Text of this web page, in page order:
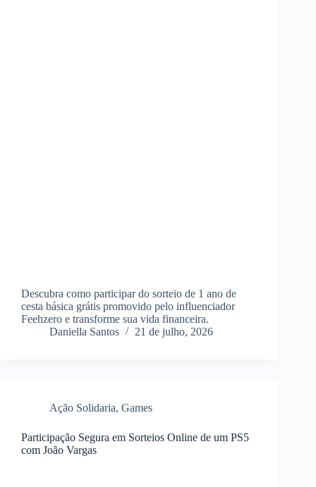
Descubra como participar do sorteio de 1 ano de
cesta básica grátis promovido pelo influenciador
Feehzero e transforme sua vida financeira.
Daniella Santos
21 de julho, 2026
Ação Solidaria, Games
Participação Segura em Sorteios Online de um PS5
com João Vargas